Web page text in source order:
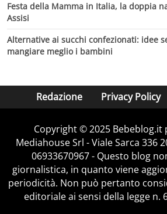
Festa della Mamma in Italia, la doppia
Assisi
Alternative ai succhi confezionati: idee
mangiare meglio i bambini
Redazione Privacy Policy
Copyright © 2025 Bebeblog.it
Mediahouse Srl - Viale Sarca 336
06933670967 - Questo blog
giornalistica, in quanto viene
periodicità. Non può pertanto
editoriale ai sensi della legge n.